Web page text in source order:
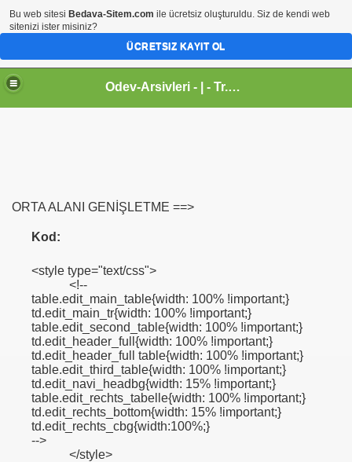
Odev-Arsivleri - | - Tr.gg - Sanal Egitim Yuvasi
ORTA ALANI GENİŞLETME ==>
Kod:
<style type="text/css">
<!--
table.edit_main_table{width: 100% !important;}
td.edit_main_tr{width: 100% !important;}
table.edit_second_table{width: 100% !important;}
td.edit_header_full{width: 100% !important;}
td.edit_header_full table{width: 100% !important;}
table.edit_third_table{width: 100% !important;}
td.edit_navi_headbg{width: 15% !important;}
table.edit_rechts_tabelle{width: 100% !important;}
td.edit_rechts_bottom{width: 15% !important;}
td.edit_rechts_cbg{width:100%;}
-->
</style>
Bu web sitesi Bedava-Sitem.com ile ücretsiz oluşturuldu. Siz de kendi web
sitenizi ister misiniz?
ÜCRETSIZ KAYIT OL